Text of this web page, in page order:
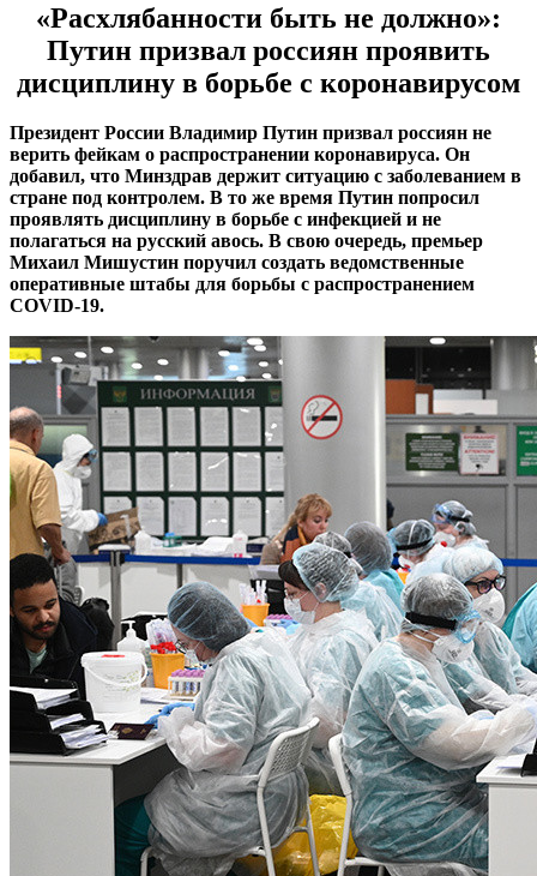
«Расхлябанности быть не должно»:
Путин призвал россиян проявить
дисциплину в борьбе с коронавирусом
Президент России Владимир Путин призвал россиян не
верить фейкам о распространении коронавируса. Он
добавил, что Минздрав держит ситуацию с заболеванием в
стране под контролем. В то же время Путин попросил
проявлять дисциплину в борьбе с инфекцией и не
полагаться на русский авось. В свою очередь, премьер
Михаил Мишустин поручил создать ведомственные
оперативные штабы для борьбы с распространением
COVID-19.